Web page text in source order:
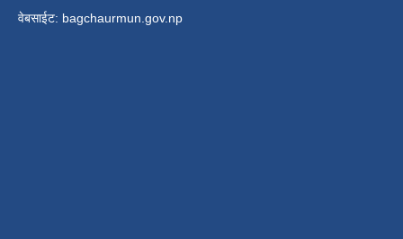
वे‍बसाईट: bagchaurmun.gov.np